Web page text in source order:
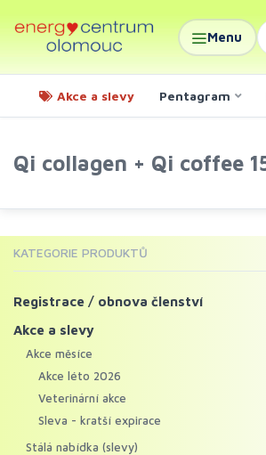
Menu
Akce a slevy Pentagram
Qi collagen + Qi coffee
KATEGORIE PRODUKTŮ
Registrace / obnova členství
Akce a slevy
Akce měsíce
Akce léto 2026
Veterinární akce
Sleva - kratší expirace
Stálá nabídka (slevy)